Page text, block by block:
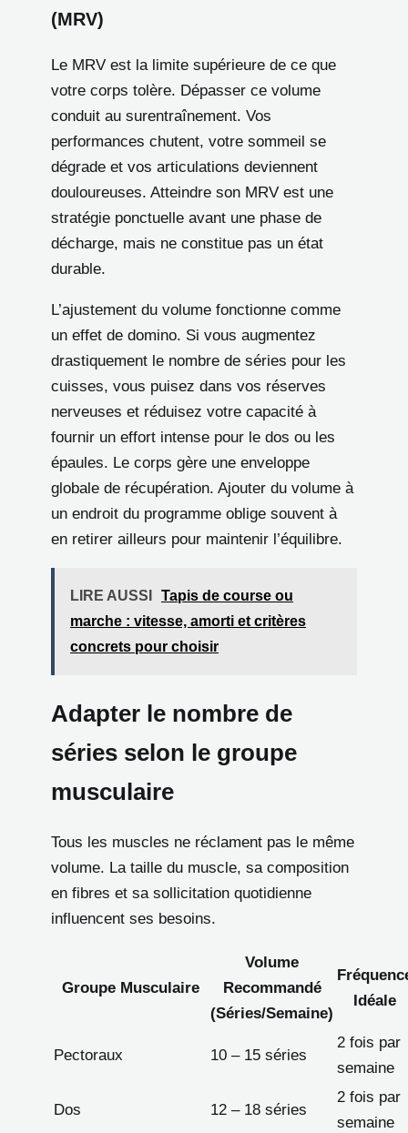
(MRV)
Le MRV est la limite supérieure de ce que
votre corps tolère. Dépasser ce volume
conduit au surentraînement. Vos
performances chutent, votre sommeil se
dégrade et vos articulations deviennent
douloureuses. Atteindre son MRV est une
stratégie ponctuelle avant une phase de
décharge, mais ne constitue pas un état
durable.
L’ajustement du volume fonctionne comme
un effet de domino. Si vous augmentez
drastiquement le nombre de séries pour les
cuisses, vous puisez dans vos réserves
nerveuses et réduisez votre capacité à
fournir un effort intense pour le dos ou les
épaules. Le corps gère une enveloppe
globale de récupération. Ajouter du volume à
un endroit du programme oblige souvent à
en retirer ailleurs pour maintenir l’équilibre.
LIRE AUSSI
Tapis de course ou
marche : vitesse, amorti et critères
concrets pour choisir
Adapter le nombre de
séries selon le groupe
musculaire
Tous les muscles ne réclament pas le même
volume. La taille du muscle, sa composition
en fibres et sa sollicitation quotidienne
influencent ses besoins.
Groupe Musculaire
Volume
Recommandé
(Séries/Semaine)
Idéale
Pectoraux 10 – 15 séries
2 fois par
semaine
Dos 12 – 18 séries
2 fois par
semaine